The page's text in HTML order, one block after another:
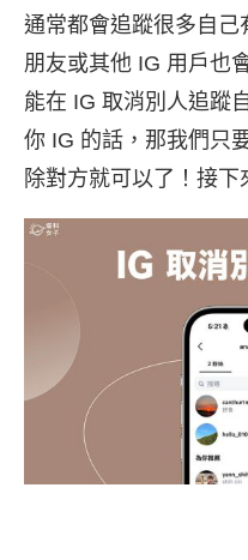
通常都會追蹤很多自己
朋友或其他 IG 用戶也
能在 IG 取消別人追蹤
你 IG 的話，那我們只
除對方就可以了！接下